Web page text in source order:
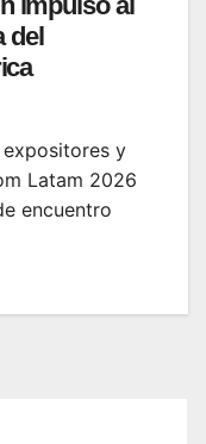
del
y
Latam 2026
encuentro